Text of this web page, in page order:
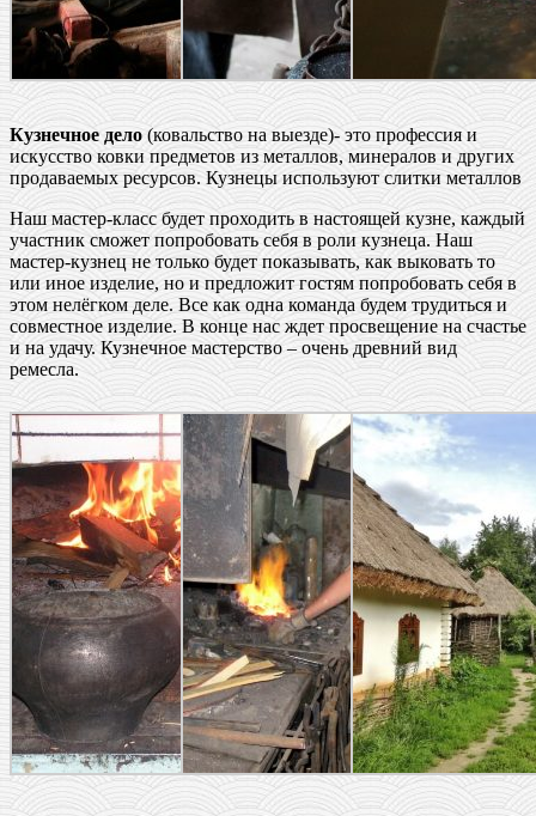
Кузнечное дело(ковальство на выезде)- это профессия и
искусство ковки предметов из металлов, минералов и других
продаваемых ресурсов. Кузнецы используют слитки металлов
Наш мастер-класс будет проходить в настоящей кузне, каждый
участник сможет попробовать себя в роли кузнеца. Наш
мастер-кузнец не только будет показывать, как выковать то
или иное изделие, но и предложит гостям попробовать себя в
этом нелёгком деле. Все как одна команда будем трудиться и
совместное изделие. В конце нас ждет просвещение на счастье
и на удачу. Кузнечное мастерство – очень древний вид
ремесла.